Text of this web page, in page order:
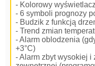
- Kolorowy
- 6 symboli prognozy
- Budzik z funkcją
- Trend zmian
- Alarm oblodzenia
+3°C)
- Alarm zbyt wysokiej i